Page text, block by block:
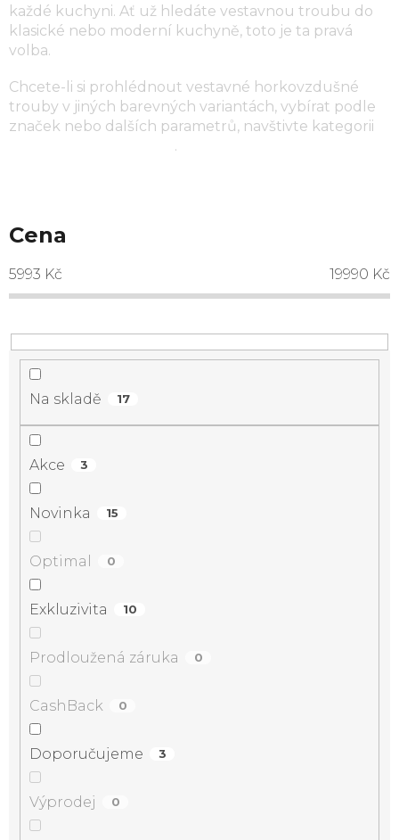
každé kuchyni. Ať už hledáte vestavnou troubu do
klasické nebo moderní kuchyně, toto je ta pravá
volba.
Chcete-li si prohlédnout vestavné horkovzdušné
trouby v jiných barevných variantách, vybírat podle
značek nebo dalších parametrů, navštivte kategorii
.
Cena
5993 Kč 19990 Kč
Na skladě 17
Akce 3
Novinka 15
Optimal 0
Exkluzivita 10
Prodloužená záruka 0
CashBack 0
Doporučujeme 3
Výprodej 0